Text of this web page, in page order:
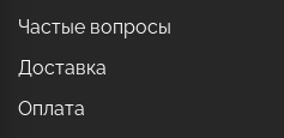
Частые вопросы
Доставка
Оплата